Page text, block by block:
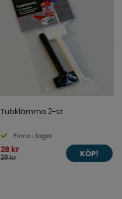
Tubklämma 2-st
Finns i lager
28 kr
29 kr
KÖP!